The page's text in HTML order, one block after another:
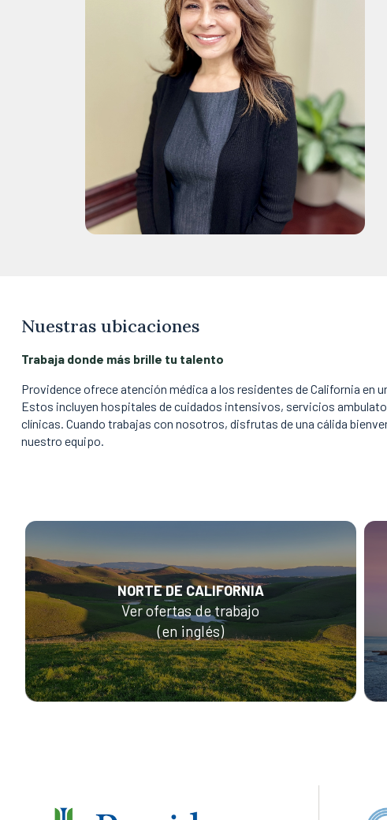
Nuestras ubicaciones
Trabaja donde más brille tu talento
Providence ofrece atención médica a los residentes de California en
Estos incluyen hospitales de cuidados intensivos, servicios
clínicas. Cuando trabajas con nosotros, disfrutas de una cálida
nuestro equipo.
NORTE DE CALIFORNIA
Ver ofertas de trabajo
(en inglés)